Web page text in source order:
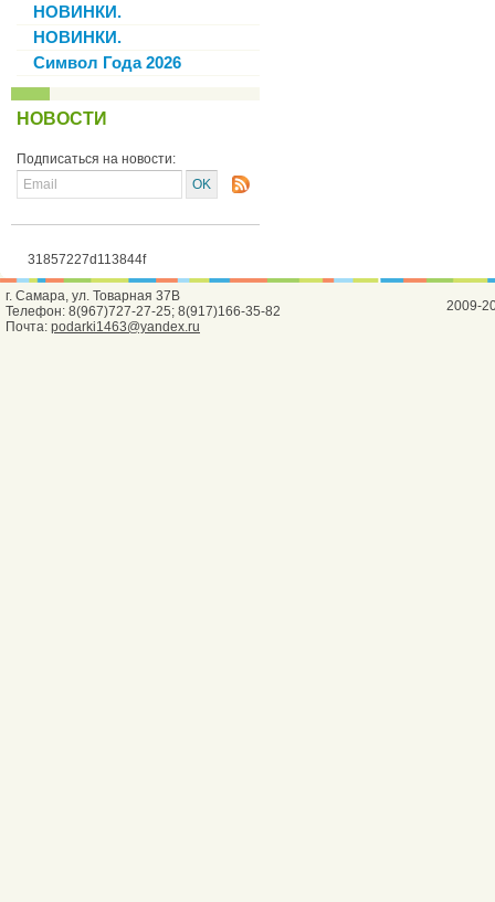
НОВИНКИ.
НОВИНКИ.
Символ Года 2026
НОВОСТИ
Подписаться на новости:
31857227d113844f
г. Самара, ул. Товарная 37В
Телефон: 8(967)727-27-25; 8(917)166-35-82
Почта: podarki1463@yandex.ru
2009-